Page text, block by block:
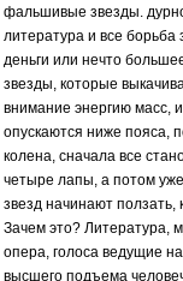
фальшивые звезды.
литература и все борьба
деньги или нечто
звезды, которые
внимание энергию масс,
опускаются ниже пояса,
колена, сначала все
четыре лапы, а потом
звезд начинают ползать,
Зачем это? Литература,
опера, голоса ведущие
высшего подъема